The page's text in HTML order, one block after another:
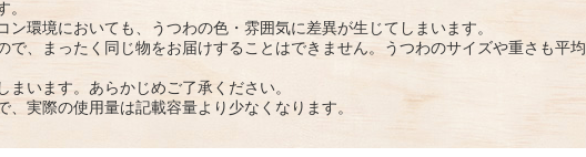
環境においても、うつわの色・雰囲気に差異が生じてしまいます。
、まったく同じ物をお届けすることはできません。うつわのサイズや重さも平均
います。あらかじめご了承ください。
実際の使用量は記載容量より少なくなります。